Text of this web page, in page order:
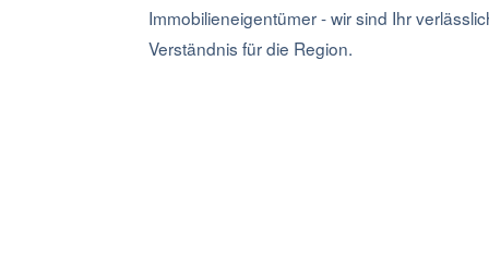
Immobilieneigentümer - wir sind Ihr
Verständnis für die Region.